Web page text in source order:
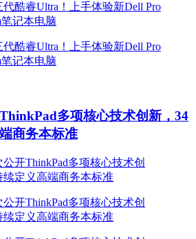
多项核心技术创新，34
商务本标准